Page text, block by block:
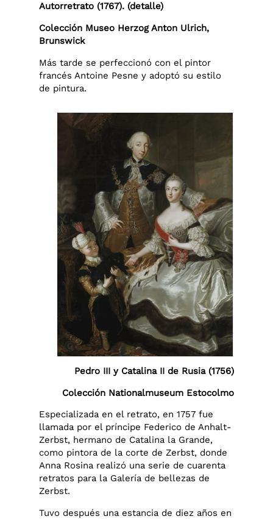
Autorretrato (1767). (detalle)
Colección Museo Herzog Anton Ulrich,
Brunswick
Más tarde se perfeccionó con el pintor
francés Antoine Pesne y adoptó su estilo
de pintura.
Pedro III y Catalina II de Rusia (1756)
Colección Nationalmuseum Estocolmo
Especializada en el retrato, en 1757 fue
llamada por el príncipe Federico de Anhalt-
Zerbst, hermano de Catalina la Grande,
como pintora de la corte de Zerbst, donde
Anna Rosina realizó una serie de cuarenta
retratos para la Galería de bellezas de
Zerbst.
Tuvo después una estancia de diez años en